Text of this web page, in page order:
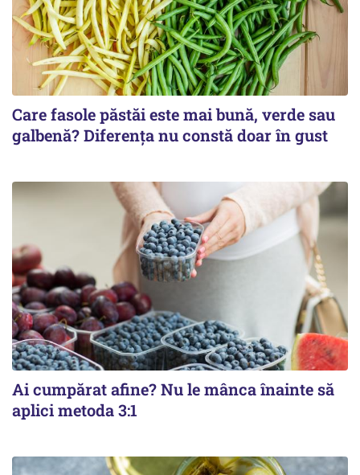
Care fasole păstăi este mai bună, verde sau
galbenă? Diferența nu constă doar în gust
Ai cumpărat afine? Nu le mânca înainte să
aplici metoda 3:1